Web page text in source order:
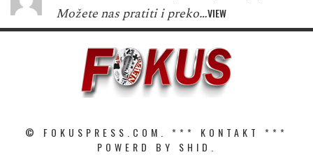
Možete nas pratiti i preko…VIEW
© FOKUSPRESS.COM. *** KONTAKT
***
POWERD BY SHID.